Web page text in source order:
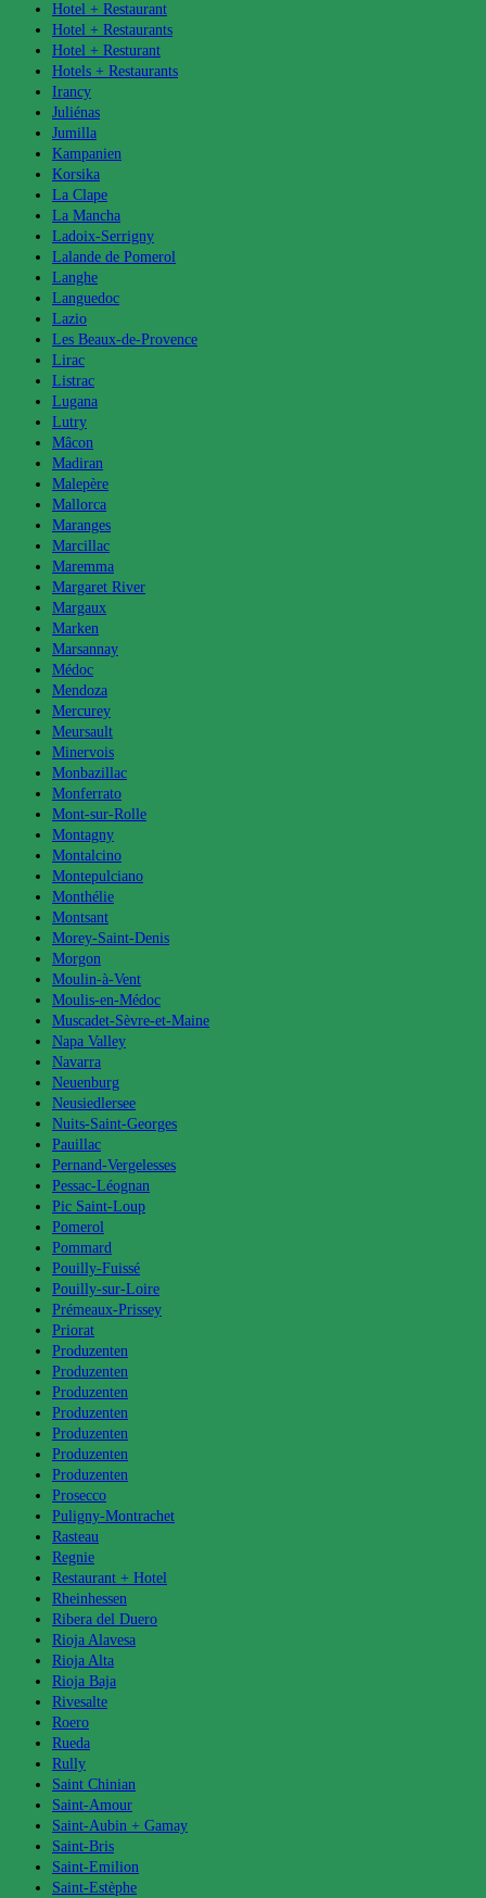
Hotel + Restaurant
Hotel + Restaurants
Hotel + Resturant
Hotels + Restaurants
Irancy
Juliénas
Jumilla
Kampanien
Korsika
La Clape
La Mancha
Ladoix-Serrigny
Lalande de Pomerol
Langhe
Languedoc
Lazio
Les Beaux-de-Provence
Lirac
Listrac
Lugana
Lutry
Mâcon
Madiran
Malepère
Mallorca
Maranges
Marcillac
Maremma
Margaret River
Margaux
Marken
Marsannay
Médoc
Mendoza
Mercurey
Meursault
Minervois
Monbazillac
Monferrato
Mont-sur-Rolle
Montagny
Montalcino
Montepulciano
Monthélie
Montsant
Morey-Saint-Denis
Morgon
Moulin-à-Vent
Moulis-en-Médoc
Muscadet-Sèvre-et-Maine
Napa Valley
Navarra
Neuenburg
Neusiedlersee
Nuits-Saint-Georges
Pauillac
Pernand-Vergelesses
Pessac-Léognan
Pic Saint-Loup
Pomerol
Pommard
Pouilly-Fuissé
Pouilly-sur-Loire
Prémeaux-Prissey
Priorat
Produzenten
Produzenten
Produzenten
Produzenten
Produzenten
Produzenten
Produzenten
Prosecco
Puligny-Montrachet
Rasteau
Regnie
Restaurant + Hotel
Rheinhessen
Ribera del Duero
Rioja Alavesa
Rioja Alta
Rioja Baja
Rivesalte
Roero
Rueda
Rully
Saint Chinian
Saint-Amour
Saint-Aubin + Gamay
Saint-Bris
Saint-Emilion
Saint-Estèphe